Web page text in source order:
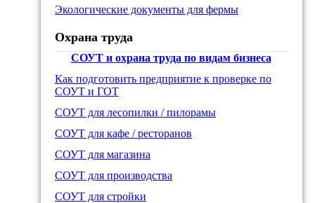
Экологические документы для фермы
Охрана труда
СОУТ и охрана труда по видам бизнеса
Как подготовить предприятие к проверке по
СОУТ и ГОТ
СОУТ для лесопилки / пилорамы
СОУТ для кафе / ресторанов
СОУТ для магазина
СОУТ для производства
СОУТ для стройки